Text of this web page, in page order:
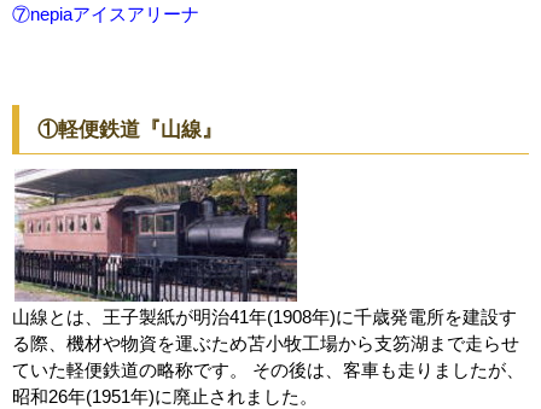
⑦nepiaアイスアリーナ
①軽便鉄道『山線』
山線とは、王子製紙が明治41年(1908年)に千歳発電所を建設す
る際、機材や物資を運ぶため苫小牧工場から支笏湖まで走らせ
ていた軽便鉄道の略称です。 その後は、客車も走りましたが、
昭和26年(1951年)に廃止されました。